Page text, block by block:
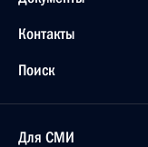
Контакты
Поиск
Для СМИ